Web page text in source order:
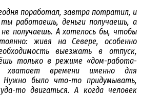
поработал, завтра потратил, и
работаешь, деньги получаешь, а
получаешь. А хотелось бы, чтобы
живя на Севере, особенно
выезжать в отпуск,
только в режиме «дом-работа-
времени именно для
Нужно было что-то придумывать,
то двигаться. А когда человек